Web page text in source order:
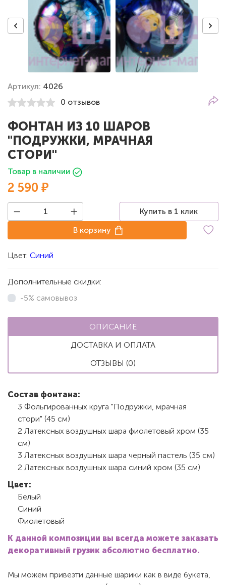
Артикул: 4026
0 отзывов
ФОНТАН ИЗ 10 ШАРОВ
"ПОДРУЖКИ, МРАЧНАЯ
СТОРИ"
Товар в наличии
2 590 ₽
Купить в 1 клик
В корзину
Цвет: Синий
Дополнительные скидки:
-5% самовывоз
ОПИСАНИЕ
ДОСТАВКА И ОПЛАТА
ОТЗЫВЫ (0)
Состав фонтана:
3 Фольгированных круга "Подружки, мрачная
стори" (45 см)
2 Латексных воздушных шара фиолетовый хром (35
см)
3 Латексных воздушных шара черный пастель (35 см)
2 Латексных воздушных шара синий хром (35 см)
Цвет:
Белый
Синий
Фиолетовый
К данной композиции вы всегда можете заказать
декоративный грузик абсолютно бесплатно.
Мы можем привезти данные шарики как в виде букета,